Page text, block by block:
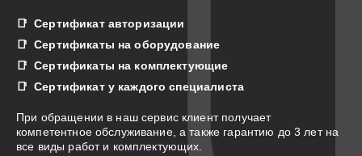
Сертификат авторизации
Сертификаты на оборудование
Сертификаты на комплектующие
Сертификат у каждого специалиста
При обращении в наш сервис клиент получает
компетентное обслуживание, а также гарантию до 3 лет на
все виды работ и комплектующих.